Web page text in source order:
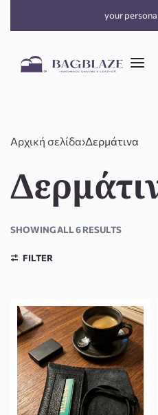
your
Αρχική σελίδα›Δερμάτινα
SHOWING ALL 6 RESULTS
FILTER